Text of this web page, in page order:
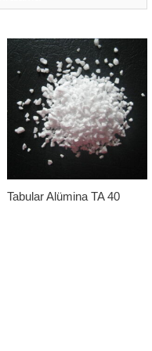
Tabular Alümina TA 40